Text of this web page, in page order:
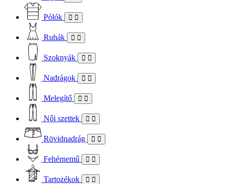
Pólók
Ruhák
Szoknyák
Nadrágok
Melegítő
Női szettek
Rövidnadrág
Fehérnemű
Tartozékok